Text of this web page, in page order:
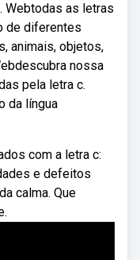
Webtodas as letras
de diferentes
animais, objetos,
nossa
pela letra c.
da língua
com a letra c:
e defeitos
calma. Que